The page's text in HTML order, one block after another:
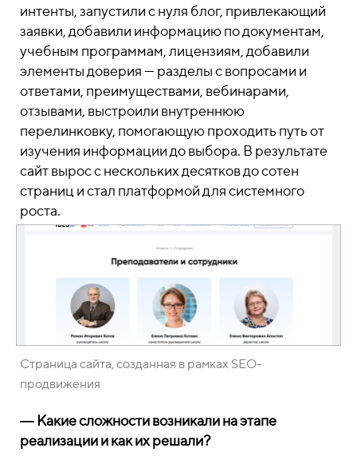
интенты, запустили с нуля блог, привлекающий
заявки, добавили информацию по документам,
учебным программам, лицензиям, добавили
элементы доверия — разделы с вопросами и
ответами, преимуществами, вебинарами,
отзывами, выстроили внутреннюю
перелинковку, помогающую проходить путь от
изучения информации до выбора. В результате
сайт вырос с нескольких десятков до сотен
страниц и стал платформой для системного
роста.
Страница сайта, созданная в рамках SEO-
продвижения
― Какие сложности возникали на этапе
реализации и как их решали?